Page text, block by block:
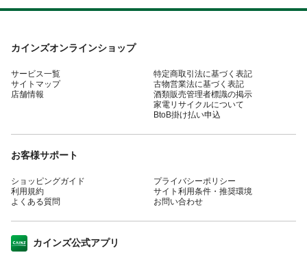
カインズオンラインショップ
サービス一覧
サイトマップ
店舗情報
特定商取引法に基づく表記
古物営業法に基づく表記
酒類販売管理者標識の掲示
家電リサイクルについて
BtoB掛け払い申込
お客様サポート
ショッピングガイド
利用規約
よくある質問
プライバシーポリシー
サイト利用条件・推奨環境
お問い合わせ
カインズ公式アプリ